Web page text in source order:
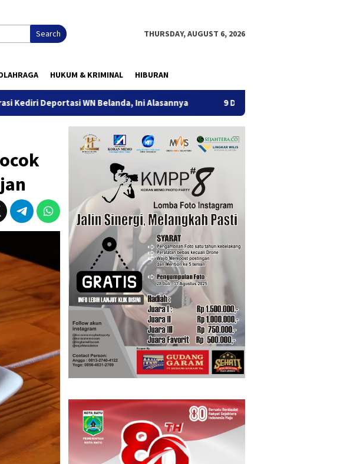
Search THURSDAY, AUGUST 6, 2026
HUKUM & KRIMINAL HIBURAN
WN Belanda, Ini Alasannya 9 Desa di 6 Kecamatan Tulungagung Alami